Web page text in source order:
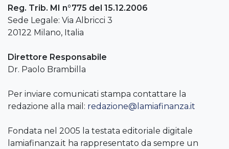
Reg. Trib. MI n°775 del 15.12.2006
Sede Legale: Via Albricci 3
20122 Milano, Italia
Direttore Responsabile
Dr. Paolo Brambilla
Per inviare comunicati stampa contattare la
redazione alla mail: redazione@lamiafinanza.it
Fondata nel 2005 la testata editoriale digitale
lamiafinanza.it ha rappresentato da sempre un